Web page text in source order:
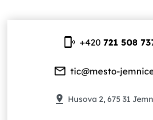
+420721 508
tic@mesto-
Husova 2, 675 31